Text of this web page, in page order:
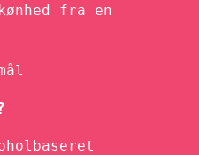
fra en